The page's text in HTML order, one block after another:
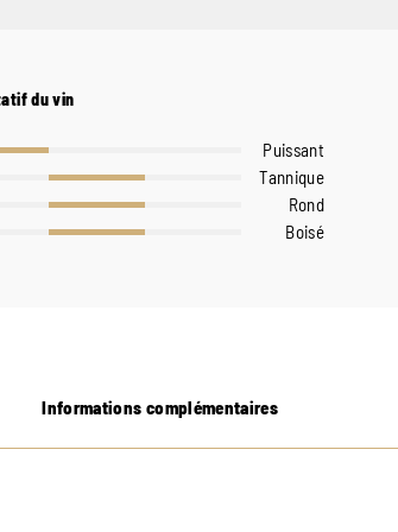
du vin
Puissant
Tannique
Rond
Boisé
Informations complémentaires